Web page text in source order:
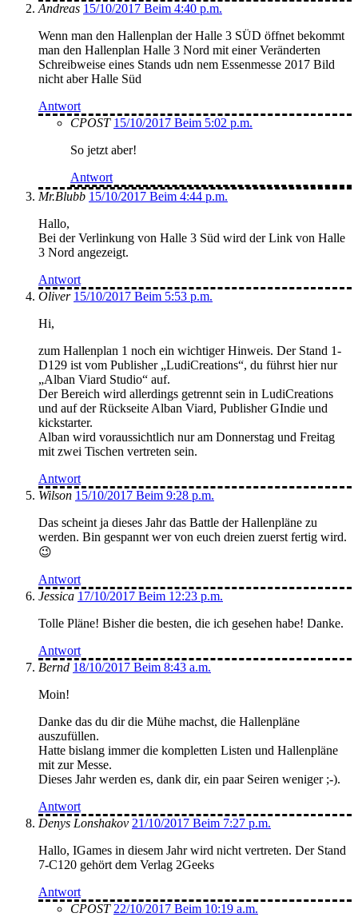
Andreas 15/10/2017 Beim 4:40 p.m.
Wenn man den Hallenplan der Halle 3 SÜD öffnet bekommt
man den Hallenplan Halle 3 Nord mit einer Veränderten
Schreibweise eines Stands udn nem Essenmesse 2017 Bild
nicht aber Halle Süd
Antwort
CPOST 15/10/2017 Beim 5:02 p.m.
So jetzt aber!
Antwort
Mr.Blubb 15/10/2017 Beim 4:44 p.m.
Hallo,
Bei der Verlinkung von Halle 3 Süd wird der Link von Halle
3 Nord angezeigt.
Antwort
Oliver 15/10/2017 Beim 5:53 p.m.
Hi,
zum Hallenplan 1 noch ein wichtiger Hinweis. Der Stand 1-
D129 ist vom Publisher „LudiCreations“, du führst hier nur
„Alban Viard Studio“ auf.
Der Bereich wird allerdings getrennt sein in LudiCreations
und auf der Rückseite Alban Viard, Publisher GIndie und
kickstarter.
Alban wird voraussichtlich nur am Donnerstag und Freitag
mit zwei Tischen vertreten sein.
Antwort
Wilson 15/10/2017 Beim 9:28 p.m.
Das scheint ja dieses Jahr das Battle der Hallenpläne zu
werden. Bin gespannt wer von euch dreien zuerst fertig wird.
😉
Antwort
Jessica 17/10/2017 Beim 12:23 p.m.
Tolle Pläne! Bisher die besten, die ich gesehen habe! Danke.
Antwort
Bernd 18/10/2017 Beim 8:43 a.m.
Moin!
Danke das du dir die Mühe machst, die Hallenpläne
auszufüllen.
Hatte bislang immer die kompletten Listen und Hallenpläne
mit zur Messe.
Dieses Jahr werden es, dank dir, ein paar Seiren weniger ;-).
Antwort
Denys Lonshakov 21/10/2017 Beim 7:27 p.m.
Hallo, IGames in diesem Jahr wird nicht vertreten. Der Stand
7-C120 gehört dem Verlag 2Geeks
Antwort
CPOST 22/10/2017 Beim 10:19 a.m.